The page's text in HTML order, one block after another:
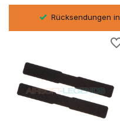
Pistolen
Eine Tactical Pistol Bag
nur eine Pistole. Je nach
Rücksendungen